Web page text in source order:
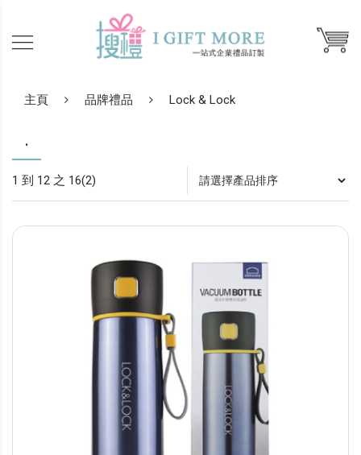
主頁 品牌禮品 Lock & Lock
.
1 到 12 之 16(2)